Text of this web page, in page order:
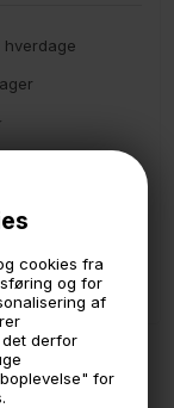
cookies fra
og for
af
derfor
for
hverdage
GLS